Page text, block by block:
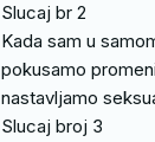
Slucaj br 2
Kada sam u
pokusamo
nastavljamo
Slucaj broj 3